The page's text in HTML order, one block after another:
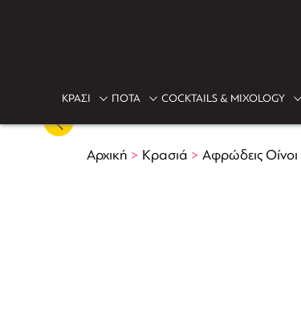
ΚΡΑΣΙ ΠΟΤΑ COCKTAILS & MIXOLOGY
Αρχική > Κρασιά > Αφρώδεις Οίνοι